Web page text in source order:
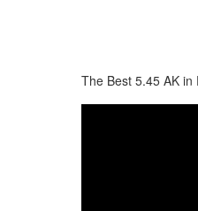
The Best 5.45 AK